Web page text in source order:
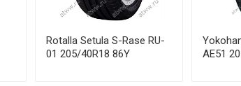
Rotalla Setula S-Rase RU-
01 205/40R18 86Y
AE51